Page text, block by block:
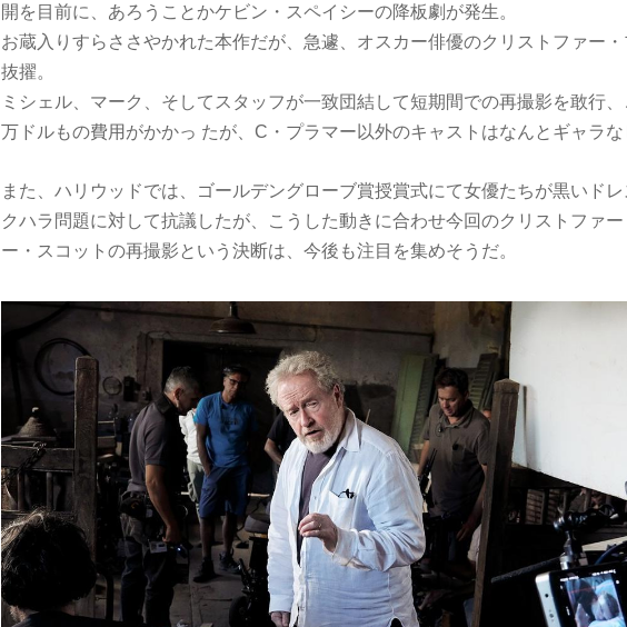
開を目前に、あろうことかケビン・スペイシーの降板劇が発生。
お蔵入りすらささやかれた本作だが、急遽、オスカー俳優のクリストファー
抜擢。
ミシェル、マーク、そしてスタッフが一致団結して短期間での再撮影を敢行
万ドルもの費用がかかっ たが、C・プラマー以外のキャストはなんとギャラな
また、ハリウッドでは、ゴールデングローブ賞授賞式にて女優たちが黒いド
クハラ問題に対して抗議したが、こうした動きに合わせ今回のクリストファ
ー・スコットの再撮影という決断は、今後も注目を集めそうだ。